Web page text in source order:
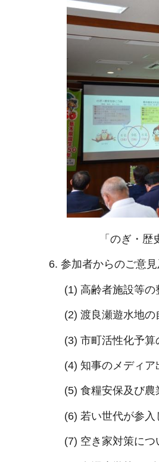
「のぎ・歴
6. 参加者からのご意
(1) 高齢者施設等の
(2) 渡良瀬遊水地
(3) 市町活性化予算
(4) 知事のメディア
(5) 食糧安保及び
(6) 若い世代が参
(7) 空き家対策につ